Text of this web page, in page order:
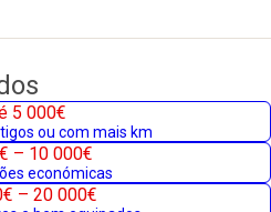
5 000€
ou com mais km
– 10 000€
económicas
– 20 000€